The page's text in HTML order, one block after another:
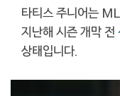
타티스 주니어는
지난해 시즌 개막 전
상태입니다.